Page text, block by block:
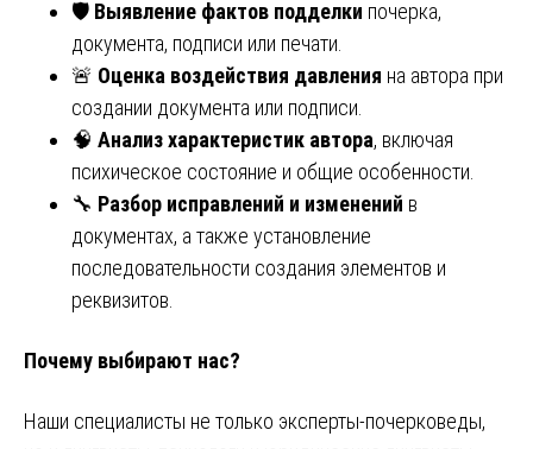
🛡️ Выявление фактов подделки почерка,
документа, подписи или печати.
🚨 Оценка воздействия давления на автора при
создании документа или подписи.
🧠 Анализ характеристик автора, включая
психическое состояние и общие особенности.
🔧 Разбор исправлений и изменений в
документах, а также установление
последовательности создания элементов и
реквизитов.
Почему выбирают нас?
Наши специалисты не только эксперты-почерковеды,